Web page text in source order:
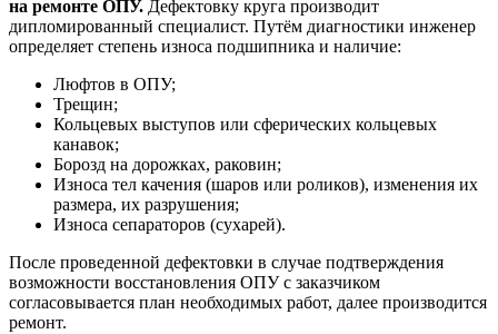
на ремонте ОПУ. Дефектовку круга производит
дипломированный специалист. Путём диагностики инженер
определяет степень износа подшипника и наличие:
Люфтов в ОПУ;
Трещин;
Кольцевых выступов или сферических кольцевых
канавок;
Борозд на дорожках, раковин;
Износа тел качения (шаров или роликов), изменения их
размера, их разрушения;
Износа сепараторов (сухарей).
После проведенной дефектовки в случае подтверждения
возможности восстановления ОПУ с заказчиком
согласовывается план необходимых работ, далее производится
ремонт.